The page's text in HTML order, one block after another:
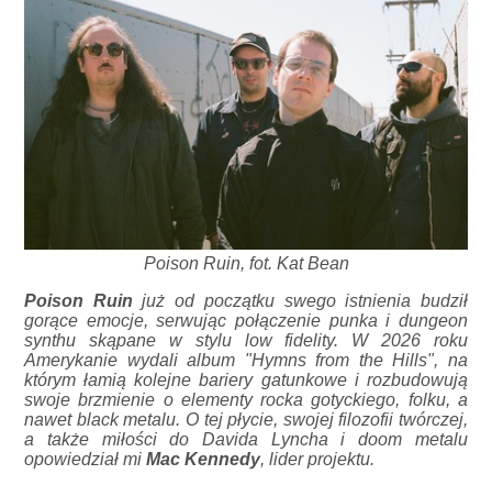
Poison Ruin, fot. Kat Bean
Poison Ruin już od początku swego istnienia budził
gorące emocje, serwując połączenie punka i dungeon
synthu skąpane w stylu low fidelity. W 2026 roku
Amerykanie wydali album "Hymns from the Hills", na
którym łamią kolejne bariery gatunkowe i rozbudowują
swoje brzmienie o elementy rocka gotyckiego, folku, a
nawet black metalu. O tej płycie, swojej filozofii twórczej,
a także miłości do Davida Lyncha i doom metalu
opowiedział miMac Kennedy, lider projektu.